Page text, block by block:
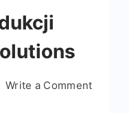
Write a Commenton